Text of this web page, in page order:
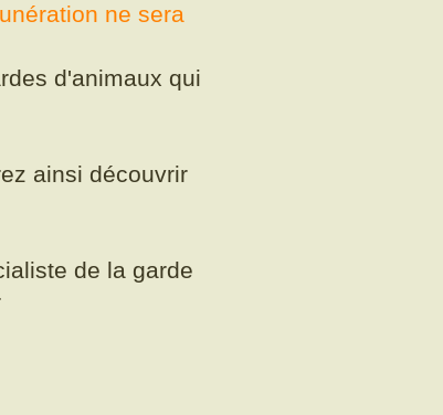
ne sera
d'animaux qui
ainsi découvrir
de la garde